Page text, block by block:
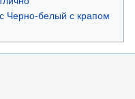
Черно-белый с крапом